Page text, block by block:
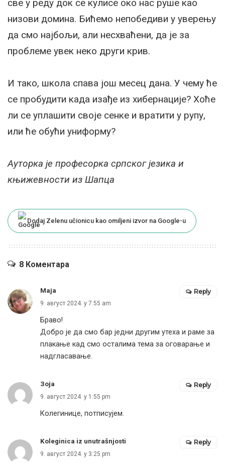
све у реду док се кулисе око нас руше као
низови домина. Бићемо непобедиви у уверењу
да смо најбољи, али несхваћени, да је за
проблеме увек неко други крив.
И тако, школа спава још месец дана. У чему ће
се пробудити када изађе из хибернације? Хоће
ли се уплашити своје сенке и вратити у рупу,
или ће обући униформу?
Ауторка је професорка српског језика и
књижевности из Шапца
Dodaj Zelenu učionicu kao omiljeni izvor na Google-u
8 Коментара
Маја
9. август 2024. у 7:55 am
Браво!
Добро је да смо бар једни другим утеха и раме за
плакање кад смо осталима тема за оговарање и
надгласавање.
Reply
Зоја
9. август 2024. у 1:55 pm
Колегинице, потписујем.
Reply
Koleginica iz unutrašnjosti
9. август 2024. у 3:25 pm
Reply